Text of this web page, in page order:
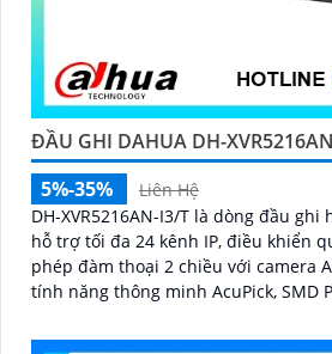
ĐẦU GHI DAHUA DH-
5%-35%
Liên Hệ
DH-XVR5216AN-I3/T là dòng đầu ghi
hỗ trợ tối đa 24 kênh IP, điều khiển
phép đàm thoại 2 chiều với camera
tính năng thông minh AcuPick, SMD
và báo động giả